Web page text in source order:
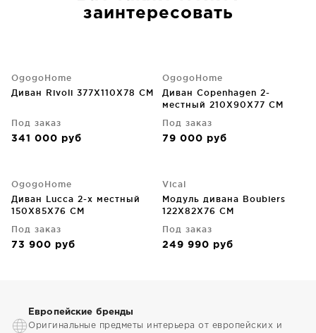
заинтересовать
OgogoHome
Диван Rivoli 377X110X78 CM
Под заказ
341 000 руб
OgogoHome
Диван Copenhagen 2-
местный 210X90X77 CM
Под заказ
79 000 руб
OgogoHome
Диван Lucca 2-х местный
150X85X76 CM
Под заказ
73 900 руб
Vical
Модуль дивана Boubiers
122X82X76 CM
Под заказ
249 990 руб
Европейские бренды
Оригинальные предметы интерьера от европейских и